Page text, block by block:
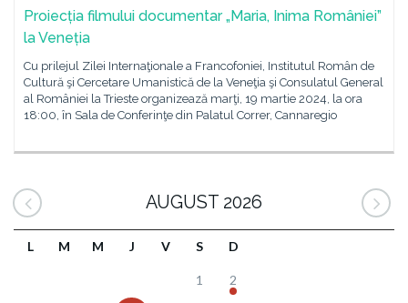
Proiecția filmului documentar „Maria, Inima României”
la Veneția
Cu prilejul Zilei Internaţionale a Francofoniei, Institutul Român de
Cultură şi Cercetare Umanistică de la Veneţia şi Consulatul General
al României la Trieste organizează marţi, 19 martie 2024, la ora
18:00, în Sala de Conferinţe din Palatul Correr, Cannaregio
AUGUST 2026
L M M J V S D
1 2